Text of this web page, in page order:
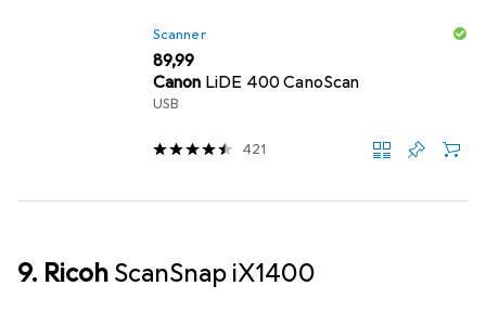
Scanner
EUR
89,99
Canon LiDE 400 CanoScan
USB
421
9. Ricoh ScanSnap iX1400